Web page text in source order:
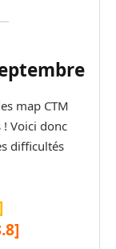
map CTM
Voici donc
difficultés